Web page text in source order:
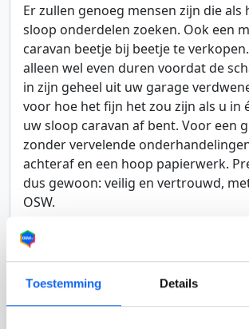
Toestemming Details
Er zullen genoeg mensen zijn die als
sloop onderdelen zoeken. Ook een
caravan beetje bij beetje te
alleen wel even duren voordat de
in zijn geheel uit uw garage
voor hoe het fijn het zou zijn als u in
uw sloop caravan af bent. Voor een
zonder vervelende
achteraf en een hoop papierwerk.
dus gewoon: veilig en vertrouwd,
OSW.